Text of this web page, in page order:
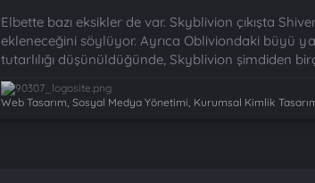
Elbette bazı eksikler de var. Skyblivion çıkışta
ekleneceğini söylüyor. Ayrıca Obliviondaki büyü
tutarlılığı düşünüldüğünde, Skyblivion şimdiden
Web Tasarım, Sosyal Medya Yönetimi, Kurumsal Kimlik